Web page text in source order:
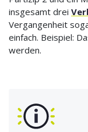
insgesamt drei
Vergangenheit
einfach. Beispiel:
werden.